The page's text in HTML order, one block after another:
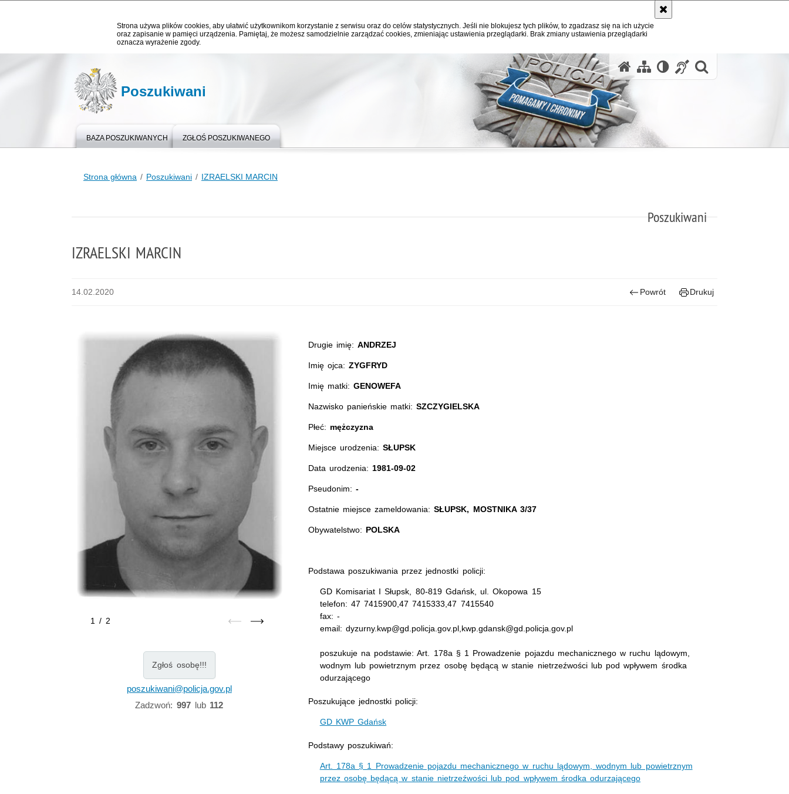
Strona używa plików cookies, aby ułatwić użytkownikom korzystanie z serwisu oraz do celów statystycznych. Jeśli nie blokujesz tych plików, to zgadzasz się na ich użycie
oraz zapisanie w pamięci urządzenia. Pamiętaj, że możesz samodzielnie zarządzać cookies, zmieniając ustawienia przeglądarki. Brak zmiany ustawienia przeglądarki
oznacza wyrażenie zgody.
Poszukiwani
BAZA POSZUKIWANYCH ZGŁOŚ POSZUKIWANEGO
Strona główna Poszukiwani IZRAELSKI MARCIN
Poszukiwani
IZRAELSKI MARCIN
14.02.2020 Powrót Drukuj
1 / 2
Zgłoś osobę!!!
poszukiwani@policja.gov.pl
Zadzwoń: 997lub 112
Drugie imię:ANDRZEJ
Imię ojca:ZYGFRYD
Imię matki:GENOWEFA
Nazwisko panieńskie matki:SZCZYGIELSKA
Płeć: mężczyzna
Miejsce urodzenia:SŁUPSK
Data urodzenia: 1981-09-02
Pseudonim: -
Ostatnie miejsce zameldowania:SŁUPSK, MOSTNIKA 3/37
Obywatelstwo: POLSKA
Podstawa poszukiwania przez jednostki policji:
GD Komisariat I Słupsk, 80-819 Gdańsk, ul. Okopowa 15
telefon: 47 7415900,47 7415333,47 7415540
fax: -
email: dyzurny.kwp@gd.policja.gov.pl,kwp.gdansk@gd.policja.gov.pl
poszukuje na podstawie: Art. 178a § 1 Prowadzenie pojazdu mechanicznego w ruchu lądowym,
wodnym lub powietrznym przez osobę będącą w stanie nietrzeźwości lub pod wpływem środka
odurzającego
Poszukujące jednostki policji:
GD KWP Gdańsk
Podstawy poszukiwań:
Art. 178a § 1 Prowadzenie pojazdu mechanicznego w ruchu lądowym, wodnym lub powietrznym
przez osobę będącą w stanie nietrzeźwości lub pod wpływem środka odurzającego